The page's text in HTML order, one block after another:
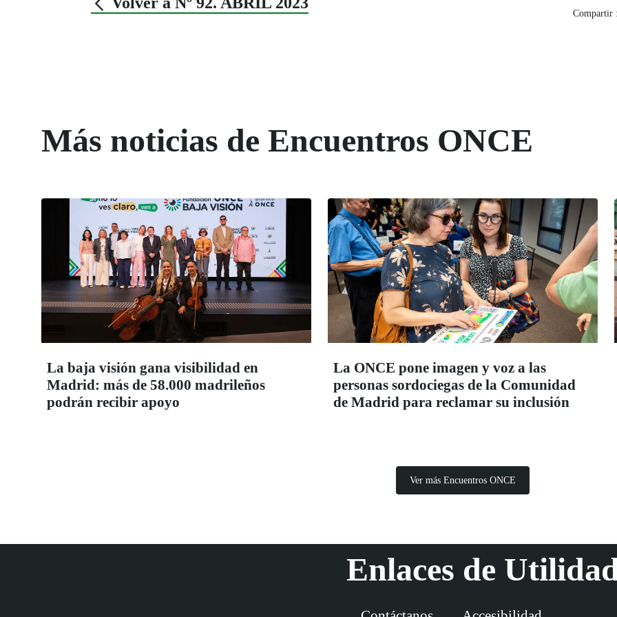
Compartir
Más noticias de Encuentros ONCE
La baja visión gana visibilidad en
Madrid: más de 58.000 madrileños
podrán recibir apoyo
La ONCE pone imagen y voz a las
personas sordociegas de la Comunidad
de Madrid para reclamar su inclusión
Ver más Encuentros ONCE
Enlaces de